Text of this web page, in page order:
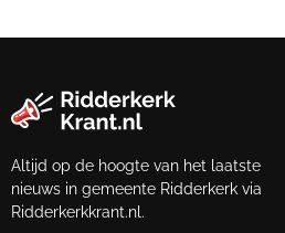
Altijd op de hoogte van het laatste
nieuws in gemeente Ridderkerk via
Ridderkerkkrant.nl.